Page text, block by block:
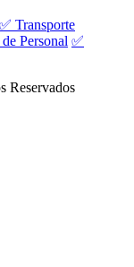
✅ Transporte
Personal ✅
Reservados